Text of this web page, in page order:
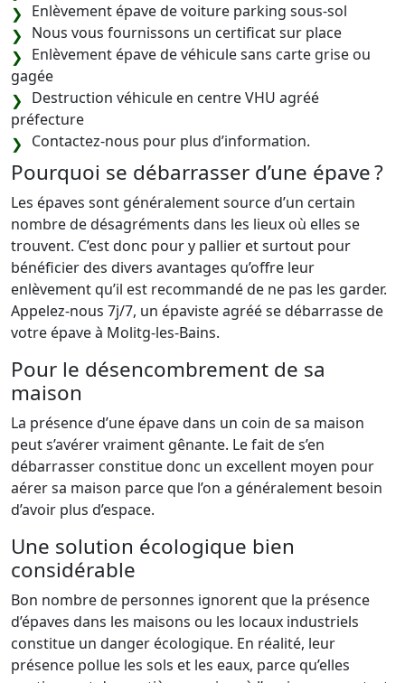
Enlèvement épave de voiture parking sous-sol
Nous vous fournissons un certificat sur place
Enlèvement épave de véhicule sans carte grise ou
gagée
Destruction véhicule en centre VHU agréé
préfecture
Contactez-nous pour plus d’information.
Pourquoi se débarrasser d’une épave ?
Les épaves sont généralement source d’un certain
nombre de désagréments dans les lieux où elles se
trouvent. C’est donc pour y pallier et surtout pour
bénéficier des divers avantages qu’offre leur
enlèvement qu’il est recommandé de ne pas les garder.
Appelez-nous 7j/7, un épaviste agréé se débarrasse de
votre épave à Molitg-les-Bains.
Pour le désencombrement de sa
maison
La présence d’une épave dans un coin de sa maison
peut s’avérer vraiment gênante. Le fait de s’en
débarrasser constitue donc un excellent moyen pour
aérer sa maison parce que l’on a généralement besoin
d’avoir plus d’espace.
Une solution écologique bien
considérable
Bon nombre de personnes ignorent que la présence
d’épaves dans les maisons ou les locaux industriels
constitue un danger écologique. En réalité, leur
présence pollue les sols et les eaux, parce qu’elles